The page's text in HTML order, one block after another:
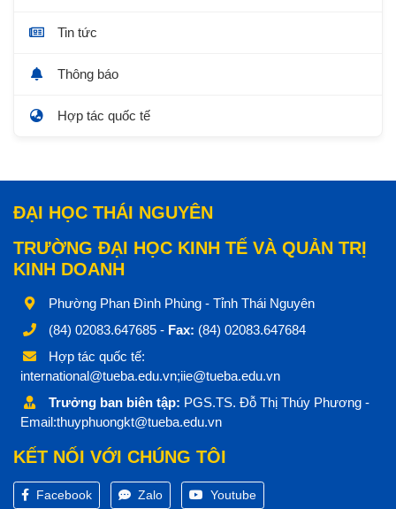
Tin tức
Thông báo
Hợp tác quốc tế
ĐẠI HỌC THÁI NGUYÊN
TRƯỜNG ĐẠI HỌC KINH TẾ VÀ QUẢN TRỊ
KINH DOANH
Phường Phan Đình Phùng - Tỉnh Thái Nguyên
(84) 02083.647685 - Fax: (84) 02083.647684
Hợp tác quốc tế:
international@tueba.edu.vn;iie@tueba.edu.vn
Trưởng ban biên tập: PGS.TS. Đỗ Thị Thúy Phương -
Email:thuyphuongkt@tueba.edu.vn
KẾT NỐI VỚI CHÚNG TÔI
Facebook Zalo Youtube